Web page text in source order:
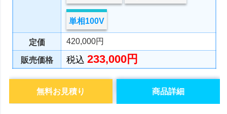
単相100V
定価 420,000円
販売価格 税込233,000円
商品詳細
無料お見積り